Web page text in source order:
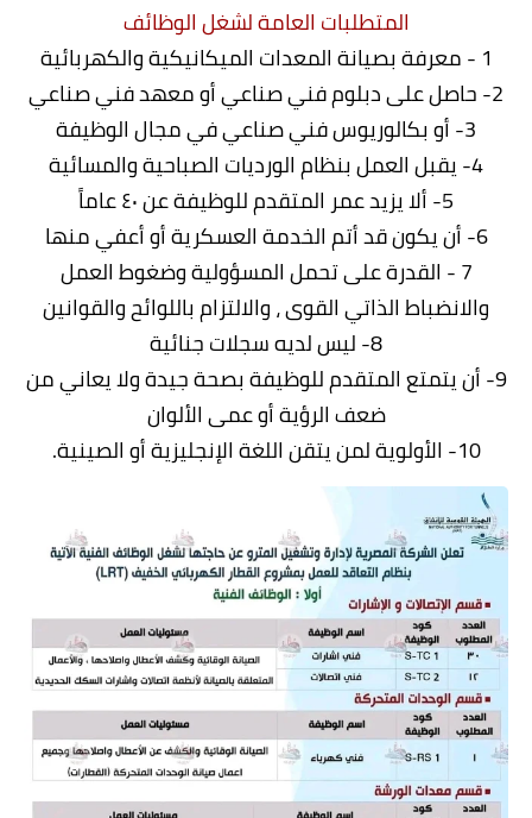
المتطلبات العامة لشغل الوظائف
1 - معرفة بصيانة المعدات الميكانيكية والكهربائية
2- حاصل على دبلوم فني صناعي أو معهد فني صناعي
3- أو بكالوريوس فني صناعي في مجال الوظيفة
4- يقبل العمل بنظام الورديات الصباحية والمسائية
5- ألا يزيد عمر المتقدم للوظيفة عن ٤٠ عاماً
6- أن يكون قد أتم الخدمة العسكرية أو أعفي منها
7 - القدرة على تحمل المسؤولية وضغوط العمل
والانضباط الذاتي القوى ، والالتزام باللوائح والقوانين
8- ليس لديه سجلات جنائية
9- أن يتمتع المتقدم للوظيفة بصحة جيدة ولا يعاني من
ضعف الرؤية أو عمى الألوان
10- الأولوية لمن يتقن اللغة الإنجليزية أو الصينية.